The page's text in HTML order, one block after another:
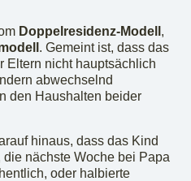
Doppelresidenz-Modell ,
. Gemeint ist, dass das
Eltern nicht hauptsächlich
abwechselnd
den Haushalten beider
hinaus, dass das Kind
nächste Woche bei Papa
oder halbierte